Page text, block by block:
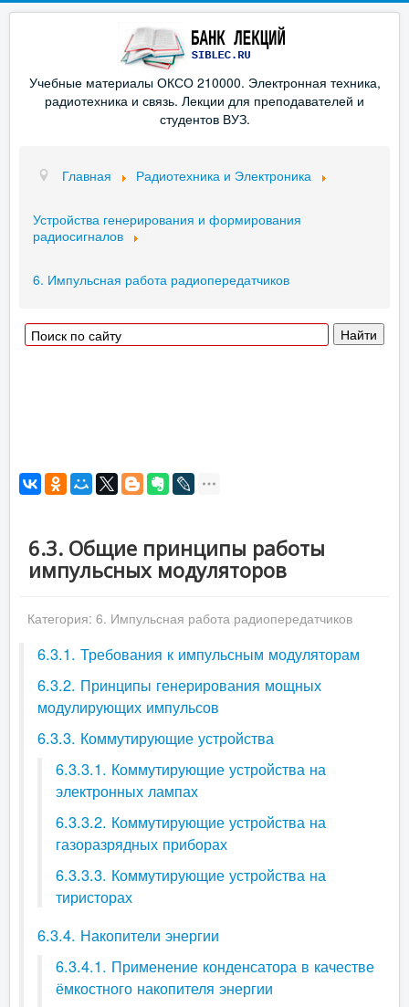
Учебные материалы ОКСО 210000. Электронная техника,
радиотехника и связь. Лекции для преподавателей и
студентов ВУЗ.
Главная Радиотехника и Электроника
Устройства генерирования и формирования
радиосигналов
6. Импульсная работа радиопередатчиков
6.3. Общие принципы работы
импульсных модуляторов
Категория: 6. Импульсная работа радиопередатчиков
6.3.1. Требования к импульсным модуляторам
6.3.2. Принципы генерирования мощных
модулирующих импульсов
6.3.3. Коммутирующие устройства
6.3.3.1. Коммутирующие устройства на
электронных лампах
6.3.3.2. Коммутирующие устройства на
газоразрядных приборах
6.3.3.3. Коммутирующие устройства на
тиристорах
6.3.4. Накопители энергии
6.3.4.1. Применение конденсатора в качестве
ёмкостного накопителя энергии